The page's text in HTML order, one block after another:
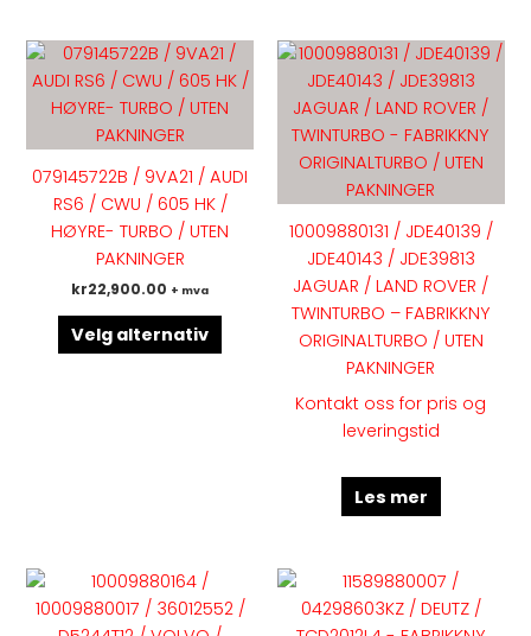
079145722B / 9VA21 / AUDI
RS6 / CWU / 605 HK /
HØYRE- TURBO / UTEN
PAKNINGER
kr22,900.00 + mva
Velg alternativ
Dette
produktet
har
varianter.
Alternativene
kan
velges
produktsiden
10009880131 / JDE40139 /
JDE40143 / JDE39813
JAGUAR / LAND ROVER /
TWINTURBO – FABRIKKNY
ORIGINALTURBO / UTEN
PAKNINGER
Kontakt oss for pris og
leveringstid
Les mer
produktet